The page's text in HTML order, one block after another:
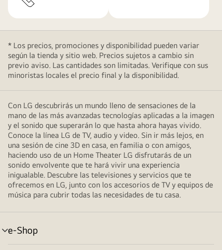
* Los precios, promociones y disponibilidad pueden variar
según la tienda y sitio web. Precios sujetos a cambio sin
previo aviso. Las cantidades son limitadas. Verifique con sus
minoristas locales el precio final y la disponibilidad.
Con LG descubrirás un mundo lleno de sensaciones de la
mano de las más avanzadas tecnologías aplicadas a la imagen
y el sonido que superarán lo que hasta ahora hayas vivido.
Conoce la línea LG de TV, audio y video. Sin ir más lejos, en
una sesión de cine 3D en casa, en familia o con amigos,
haciendo uso de un Home Theater LG disfrutarás de un
sonido envolvente que te hará vivir una experiencia
inigualable. Descubre las televisiones y servicios que te
ofrecemos en LG, junto con los accesorios de TV y equipos de
música para cubrir todas las necesidades de tu casa.
e-Shop
alternar
menú